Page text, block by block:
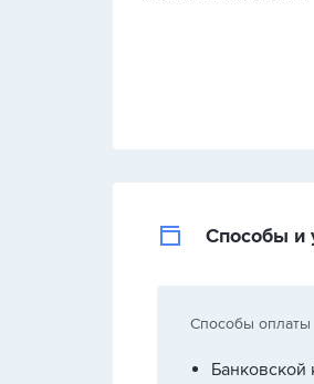
Способы и
Способы оплаты
Банковской